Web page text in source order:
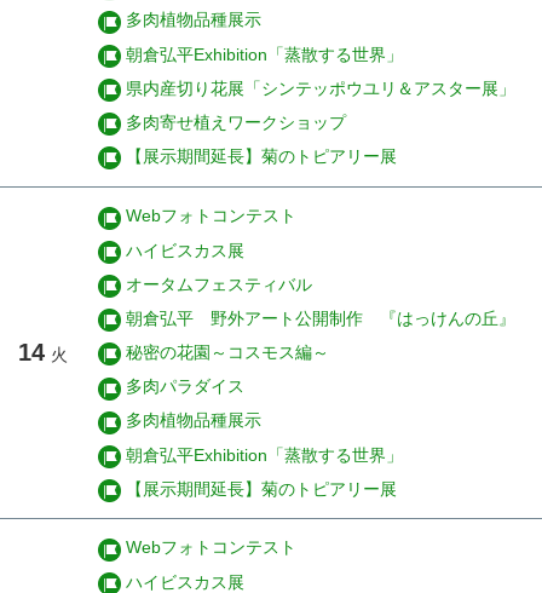
多肉植物品種展示
朝倉弘平Exhibition「蒸散する世界」
県内産切り花展「シンテッポウユリ＆アスター展」
多肉寄せ植えワークショップ
【展示期間延長】菊のトピアリー展
14 火
Webフォトコンテスト
ハイビスカス展
オータムフェスティバル
朝倉弘平 野外アート公開制作 『はっけんの丘』
秘密の花園～コスモス編～
多肉パラダイス
多肉植物品種展示
朝倉弘平Exhibition「蒸散する世界」
【展示期間延長】菊のトピアリー展
Webフォトコンテスト
ハイビスカス展